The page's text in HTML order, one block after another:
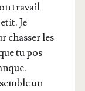
tra­vail
Je
chas­ser les
tu pos­
un